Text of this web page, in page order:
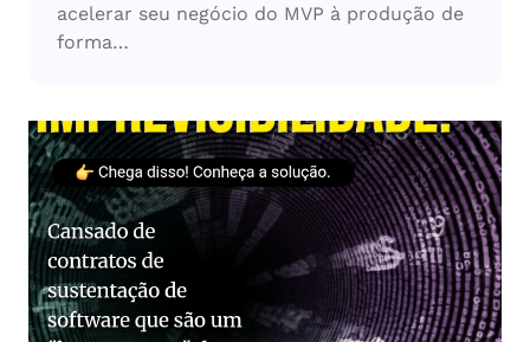
acelerar seu negócio do MVP à produção de
forma…